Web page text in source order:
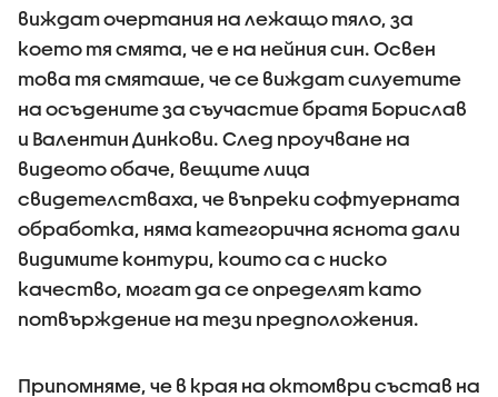
виждат очертания на лежащо тяло, за
което тя смята, че е на нейния син. Освен
това тя смяташе, че се виждат силуетите
на осъдените за съучастие братя Борислав
и Валентин Динкови. След проучване на
видеото обаче, вещите лица
свидетелстваха, че въпреки софтуерната
обработка, няма категорична яснота дали
видимите контури, които са с ниско
качество, могат да се определят като
потвърждение на тези предположения.
Припомняме, че в края на октомври състав на